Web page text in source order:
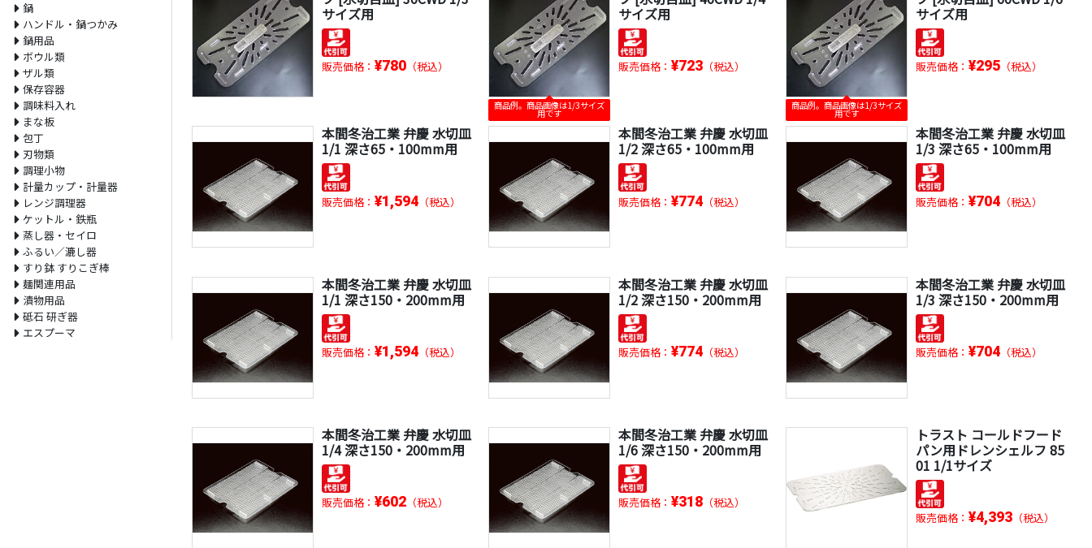
サイズ用
販売価格： ¥780 （税込）
商品例。商品画像は1/3サイズ
用です
サイズ用
販売価格：¥723 （税込）
商品例。商品画像は1/3サイズ
用です
サイズ用
販売価格： ¥295（税込）
本間冬治工業 弁慶 水切皿
1/1 深さ65・100mm用
販売価格： ¥1,594 （税込）
本間冬治工業 弁慶 水切皿
1/2 深さ65・100mm用
販売価格：¥774 （税込）
本間冬治工業 弁慶 水切皿
1/3 深さ65・100mm用
販売価格： ¥704（税込）
本間冬治工業 弁慶 水切皿
1/1 深さ150・200mm用
販売価格： ¥1,594 （税込）
本間冬治工業 弁慶 水切皿
1/2 深さ150・200mm用
販売価格：¥774 （税込）
本間冬治工業 弁慶 水切皿
1/3 深さ150・200mm用
販売価格： ¥704（税込）
本間冬治工業 弁慶 水切皿
1/4 深さ150・200mm用
販売価格： ¥602 （税込）
本間冬治工業 弁慶 水切皿
1/6 深さ150・200mm用
販売価格：¥318 （税込）
トラスト コールドフード
パン用ドレンシェルフ 85
01 1/1サイズ
販売価格： ¥4,393（税込）
鍋
ハンドル・鍋つかみ
鍋用品
ボウル類
ザル類
保存容器
調味料入れ
まな板
包丁
刃物類
調理小物
計量カップ・計量器
レンジ調理器
ケットル・鉄瓶
蒸し器・セイロ
ふるい／漉し器
すり鉢 すりこぎ棒
麺関連用品
漬物用品
砥石 研ぎ器
エスプーマ